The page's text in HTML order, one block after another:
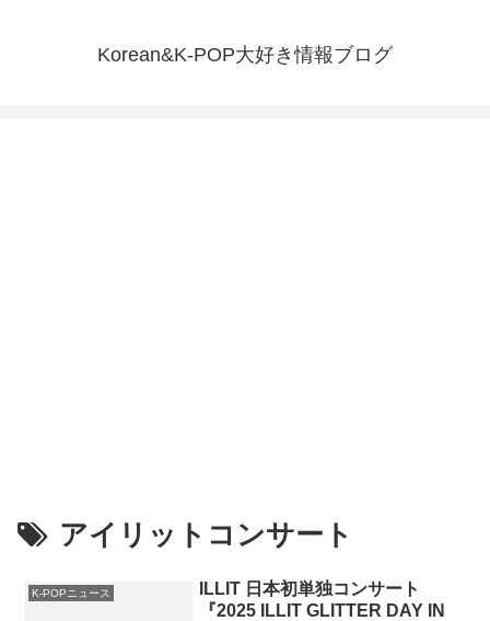
Korean&K-POP大好き情報ブログ
アイリットコンサート
K-POPニュース
ILLIT 日本初単独コンサート
『2025 ILLIT GLITTER DAY IN